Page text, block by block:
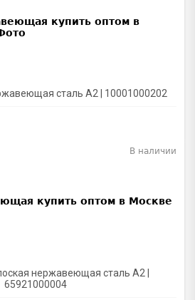
сталь A2 | 10001000202
нержавеющая сталь A2 |
65921000004
В наличии